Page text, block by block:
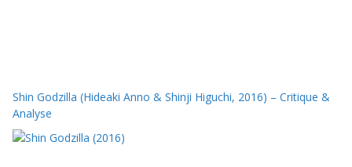
Shin Godzilla (Hideaki Anno & Shinji Higuchi, 2016) – Critique &
Analyse